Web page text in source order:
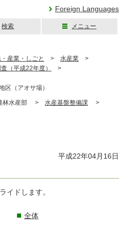
Foreign Languages
検索 メニュー
産業・しごと > 水産業 >
（平成22年度）
>
（アオサ場）
林水産部 > 水産基盤整備課 >
平成22年04月16日
イドします。
全体